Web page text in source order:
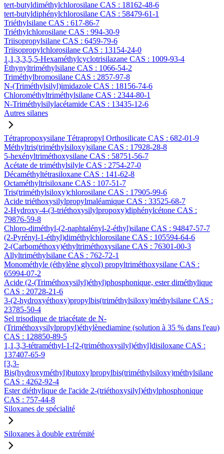
tert-butyldiméthylchlorosilane CAS : 18162-48-6
tert-butyldiphénylchlorosilane CAS : 58479-61-1
Triéthylsilane CAS : 617-86-7
Triéthylchlorosilane CAS : 994-30-9
Triisopropylsilane CAS : 6459-79-6
Triisopropylchlorosilane CAS : 13154-24-0
1,1,3,3,5,5-Hexaméthylcyclotrisilazane CAS : 1009-93-4
Éthynyltriméthylsilane CAS : 1066-54-2
Triméthylbromosilane CAS : 2857-97-8
N-(Triméthylsilyl)imidazole CAS : 18156-74-6
Chlorométhyltriméthylsilane CAS : 2344-80-1
N-Triméthylsilylacétamide CAS : 13435-12-6
Autres silanes
Tétrapropoxysilane Tétrapropyl Orthosilicate CAS : 682-01-9
Méthyltris(triméthylsiloxy)silane CAS : 17928-28-8
5-hexényltriméthoxysilane CAS : 58751-56-7
Acétate de triméthylsilyle CAS : 2754-27-0
Décaméthyltétrasiloxane CAS : 141-62-8
Octaméthyltrisiloxane CAS : 107-51-7
Tris(triméthylsiloxy)chlorosilane CAS : 17905-99-6
Acide triéthoxysilylpropylmaléamique CAS : 33525-68-7
2-Hydroxy-4-(3-triéthoxysilylpropoxy)diphénylcétone CAS :
79876-59-8
Chloro-diméthyl-(2-naphtalényl-2-éthyl)silane CAS : 94847-57-7
(2-Pyrényl-1-éthyl)diméthylchlorosilane CAS : 105594-64-6
2-(Carbométhoxy)éthyltriméthoxysilane CAS : 76301-00-3
Allyltriméthylsilane CAS : 762-72-1
Monométhyle (éthylène glycol) propyltriméthoxysilane CAS :
65994-07-2
Acide (2-(Triméthoxysilyl)éthyl)phosphonique, ester diméthylique
CAS : 20728-21-6
3-(2-hydroxyéthoxy)propylbis(triméthylsiloxy)méthylsilane CAS :
23785-50-4
Sel trisodique de triacétate de N-
(Triméthoxysilylpropyl)éthylènediamine (solution à 35 % dans l'eau)
CAS : 128850-89-5
1,1,3,3-tétraméthyl-1-[2-(triméthoxysilyl)éthyl]disiloxane CAS :
137407-65-9
[3,3-
Bis(hydroxyméthyl)butoxy]propylbis(triméthylsiloxy)méthylsilane
CAS : 4262-92-4
Ester diéthylique de l'acide 2-(triéthoxysilyl)éthylphosphonique
CAS : 757-44-8
Siloxanes de spécialité
Siloxanes à double extrémité